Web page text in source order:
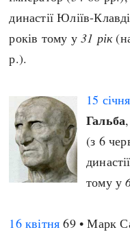
династії Юліїв-
років тому у31 рік
р.).
15 січня
Гальба
(з 6
тому у
16 квітня 69 • Марк